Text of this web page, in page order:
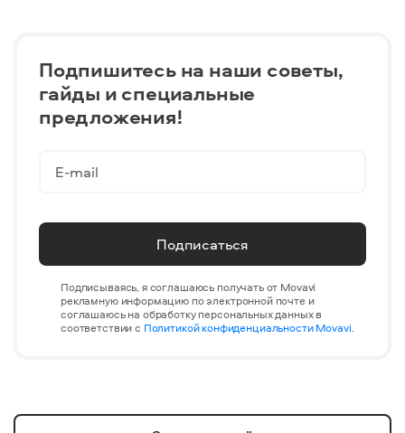
Подпишитесь на наши советы,
гайды и специальные
предложения!
Подписаться
Подписываясь, я соглашаюсь получать от Movavi
рекламную информацию по электронной почте и
соглашаюсь на обработку персональных данных в
соответствии с Политикой конфиденциальности Movavi.